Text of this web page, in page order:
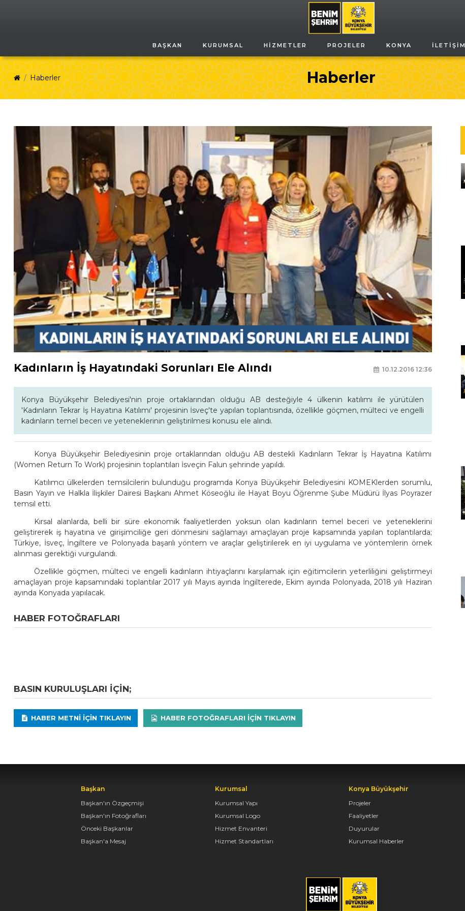
BAŞKAN KURUMSAL HIZMETLER PROJELER KONYA İLETIŞIM
Haberler
Haberler
Kadınların İş Hayatındaki Sorunları Ele Alındı 10.12.2016 12:36
Konya Büyükşehir Belediyesi'nin proje ortaklarından olduğu AB desteğiyle 4 ülkenin katılımı ile yürütülen
'Kadınların Tekrar İş Hayatına Katılımı' projesinin İsveç'te yapılan toplantısında, özellikle göçmen, mülteci ve engelli
kadınların temel beceri ve yeteneklerinin geliştirilmesi konusu ele alındı.
Konya Büyükşehir Belediyesinin proje ortaklarından olduğu AB destekli Kadınların Tekrar İş Hayatına Katılımı
(Women Return To Work) projesinin toplantıları İsveçin Falun şehrinde yapıldı.
Katılımcı ülkelerden temsilcilerin bulunduğu programda Konya Büyükşehir Belediyesini KOMEKlerden sorumlu,
Basın Yayın ve Halkla İlişkiler Dairesi Başkanı Ahmet Köseoğlu ile Hayat Boyu Öğrenme Şube Müdürü İlyas Poyrazer
temsil etti.
Kırsal alanlarda, belli bir süre ekonomik faaliyetlerden yoksun olan kadınların temel beceri ve yeteneklerini
geliştirerek iş hayatına ve girişimciliğe geri dönmesini sağlamayı amaçlayan proje kapsamında yapılan toplantılarda;
Türkiye, İsveç, İngiltere ve Polonyada başarılı yöntem ve araçlar geliştirilerek en iyi uygulama ve yöntemlerin örnek
alınması gerektiği vurgulandı.
Özellikle göçmen, mülteci ve engelli kadınların ihtiyaçlarını karşılamak için eğitimcilerin yeterliliğini geliştirmeyi
amaçlayan proje kapsamındaki toplantılar 2017 yılı Mayıs ayında İngilterede, Ekim ayında Polonyada, 2018 yılı Haziran
ayında Konyada yapılacak.
HABER FOTOĞRAFLARI
BASIN KURULUŞLARI IÇIN;
HABER METNI IÇIN TIKLAYIN HABER FOTOĞRAFLARI IÇIN TIKLAYIN
Başkan
Başkan'ın Özgeçmişi
Başkan'ın Fotoğrafları
Önceki Başkanlar
Başkan'a Mesaj
Kurumsal
Kurumsal Yapı
Kurumsal Logo
Hizmet Envanteri
Hizmet Standartları
Konya Büyükşehir
Projeler
Faaliyetler
Duyurular
Kurumsal Haberler